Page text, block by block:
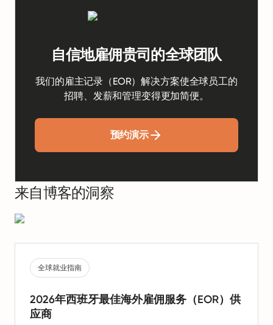
自信地雇佣贵司的全球团队
我们的雇主记录（EOR）解决方案使全球员工的
招聘、发薪和管理变得更加简便。
预约演示
来自博客的洞察
全球就业指南
2026年西班牙最佳海外雇佣服务（EOR）供
应商